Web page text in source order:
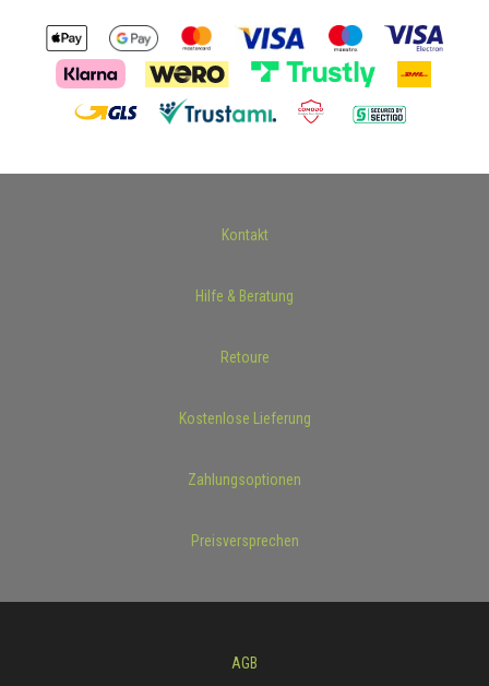
Kontakt
Hilfe & Beratung
Retoure
Kostenlose Lieferung
Zahlungsoptionen
Preisversprechen
AGB